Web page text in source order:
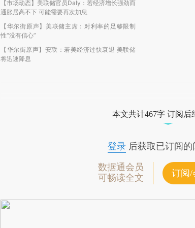
【市场动态】美联储官员Daly：若经济增长强劲而
通胀居高不下 可能需要再次加息
【华尔街原声】美联储主席：对利率的足够限制
性“没有信心”
【华尔街原声】安联：若美经济过快衰退 美联储
将迅速降息
本文共计467字 订阅后
登录后获取已订阅的
数据通会员
可畅读全文
订阅/